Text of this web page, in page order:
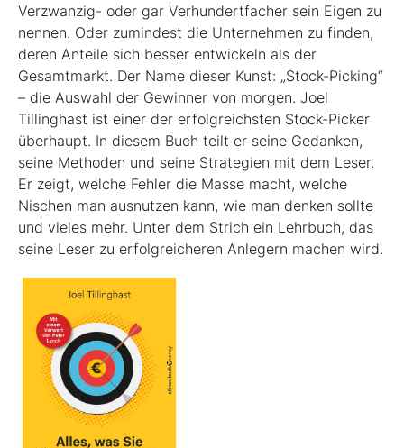
Verzwanzig- oder gar Verhundertfacher sein Eigen zu
nennen. Oder zumindest die Unternehmen zu finden,
deren Anteile sich besser entwickeln als der
Gesamtmarkt. Der Name dieser Kunst: „Stock-Picking“
– die Auswahl der Gewinner von morgen. Joel
Tillinghast ist einer der erfolgreichsten Stock-Picker
überhaupt. In diesem Buch teilt er seine Gedanken,
seine Methoden und seine Strategien mit dem Leser.
Er zeigt, welche Fehler die Masse macht, welche
Nischen man ausnutzen kann, wie man denken sollte
und vieles mehr. Unter dem Strich ein Lehrbuch, das
seine Leser zu erfolgreicheren Anlegern machen wird.